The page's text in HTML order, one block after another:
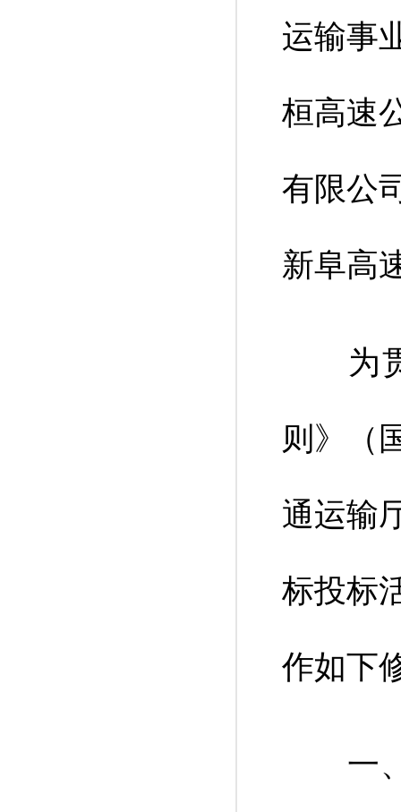
运输事
桓高速
有限公
新阜高
为贯
则》（
通运输
标投标
作如下
一、